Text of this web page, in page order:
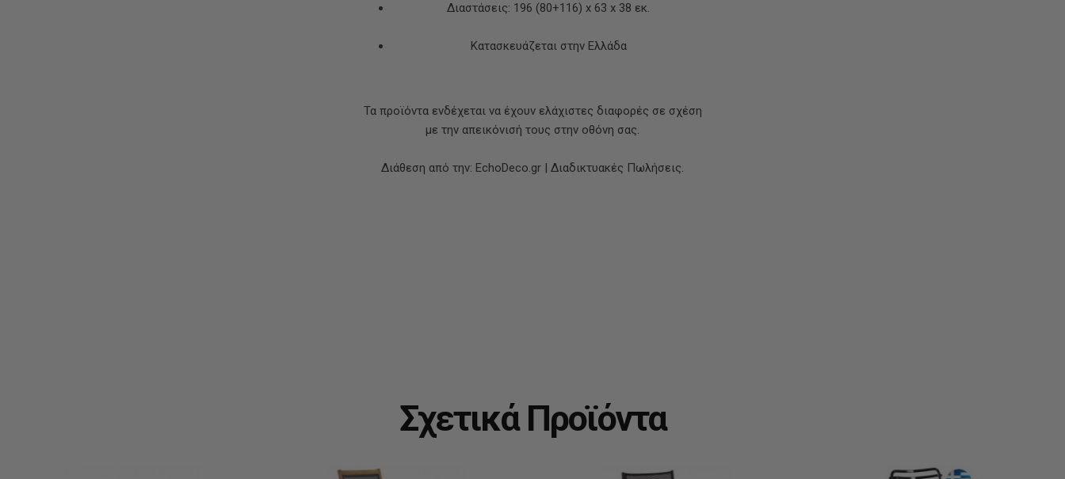
Διαστάσεις: 196 (80+116) x 63 x 38 εκ.
Κατασκευάζεται στην Ελλάδα
Τα προϊόντα ενδέχεται να έχουν ελάχιστες διαφορές σε σχέση
με την απεικόνισή τους στην οθόνη σας.
Διάθεση από την: EchoDeco.gr | Διαδικτυακές Πωλήσεις.
Σχετικά Προϊόντα